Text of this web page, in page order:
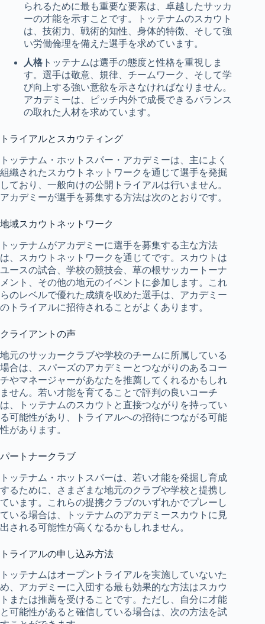
られるために最も重要な要素は、卓越したサッカ
ーの才能を示すことです。トッテナムのスカウト
は、技術力、戦術的知性、身体的特徴、そして強
い労働倫理を備えた選手を求めています。
人格 トッテナムは選手の態度と性格を重視しま
す。選手は敬意、規律、チームワーク、そして学
び向上する強い意欲を示さなければなりません。
アカデミーは、ピッチ内外で成長できるバランス
の取れた人材を求めています。
トライアルとスカウティング
トッテナム・ホットスパー・アカデミーは、主によく
組織されたスカウトネットワークを通じて選手を発掘
しており、一般向けの公開トライアルは行いません。
アカデミーが選手を募集する方法は次のとおりです。
地域スカウトネットワーク
トッテナムがアカデミーに選手を募集する主な方法
は、スカウトネットワークを通じてです。スカウトは
ユースの試合、学校の競技会、草の根サッカートーナ
メント、その他の地元のイベントに参加します。これ
らのレベルで優れた成績を収めた選手は、アカデミー
のトライアルに招待されることがよくあります。
クライアントの声
地元のサッカークラブや学校のチームに所属している
場合は、スパーズのアカデミーとつながりのあるコー
チやマネージャーがあなたを推薦してくれるかもしれ
ません。若い才能を育てることで評判の良いコーチ
は、トッテナムのスカウトと直接つながりを持ってい
る可能性があり、トライアルへの招待につながる可能
性があります。
パートナークラブ
トッテナム・ホットスパーは、若い才能を発掘し育成
するために、さまざまな地元のクラブや学校と提携し
ています。これらの提携クラブのいずれかでプレーし
ている場合は、トッテナムのアカデミースカウトに見
出される可能性が高くなるかもしれません。
トライアルの申し込み方法
トッテナムはオープントライアルを実施していないた
め、アカデミーに入団する最も効果的な方法はスカウ
トまたは推薦を受けることです。ただし、自分に才能
と可能性があると確信している場合は、次の方法を試